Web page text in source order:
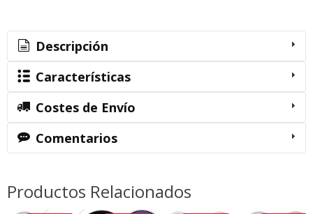
Descripción
Características
Costes de Envío
Comentarios
Productos Relacionados